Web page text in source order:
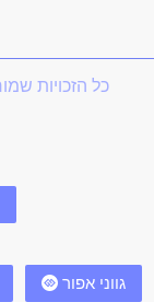
גווני אפור